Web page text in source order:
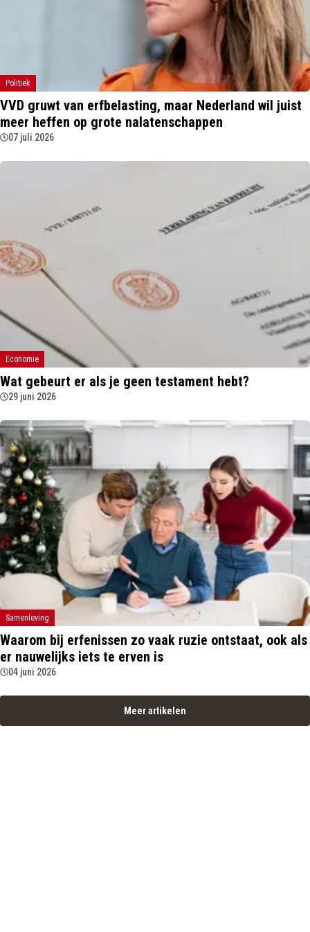
Politiek
VVD gruwt van erfbelasting, maar Nederland wil juist
meer heffen op grote nalatenschappen
07 juli 2026
Economie
Wat gebeurt er als je geen testament hebt?
29 juni 2026
Samenleving
Waarom bij erfenissen zo vaak ruzie ontstaat, ook als
er nauwelijks iets te erven is
04 juni 2026
Meer artikelen